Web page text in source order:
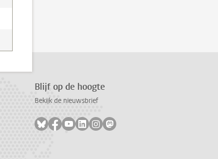
Blijf op de hoogte
Bekijk de nieuwsbrief
Volg ons op bluesky
Volg ons op facebook
Volg ons op youtube
Volg ons op linkedin
Volg ons op instagram
Volg ons op mastodon